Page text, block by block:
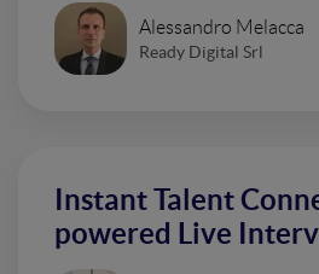
Alessandro Melacca
Ready Digital Srl
Instant Talent
powered Live